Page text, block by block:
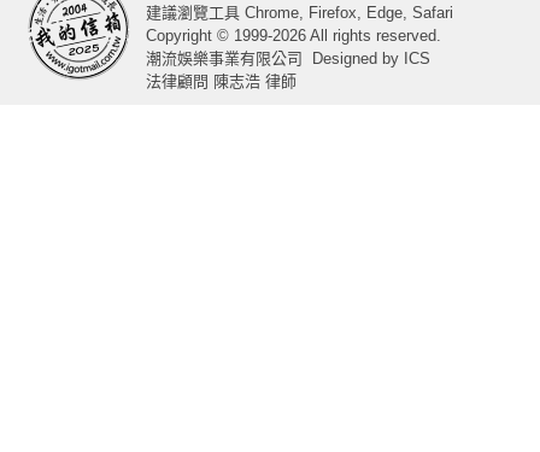
建議瀏覽工具 Chrome, Firefox, Edge, Safari
Copyright © 1999-2026 All rights reserved.
潮流娛樂事業有限公司
Designed by ICS
法律顧問 陳志浩 律師